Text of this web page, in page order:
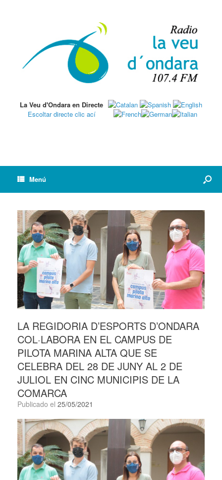
La Veu d'Ondara en Directe
Escoltar directe clic ací
Menú
LA REGIDORIA D’ESPORTS D’ONDARA
COL·LABORA EN EL CAMPUS DE
PILOTA MARINA ALTA QUE SE
CELEBRA DEL 28 DE JUNY AL 2 DE
JULIOL EN CINC MUNICIPIS DE LA
COMARCA
Publicado el 25/05/2021